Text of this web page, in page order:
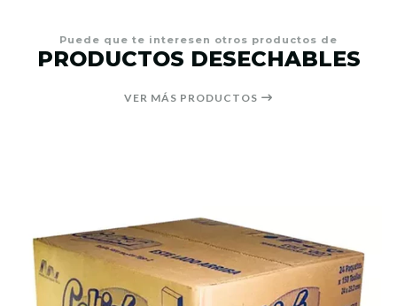
Puede que te interesen otros productos de
PRODUCTOS DESECHABLES
VER MÁS PRODUCTOS